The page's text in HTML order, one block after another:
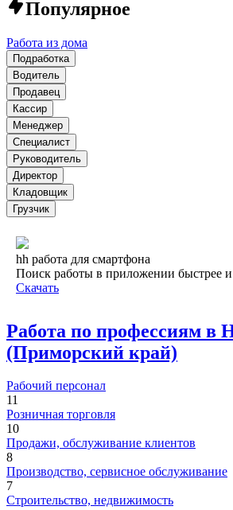
Популярное
Работа из дома
Подработка
Водитель
Продавец
Кассир
Менеджер
Специалист
Руководитель
Директор
Кладовщик
Грузчик
hh работа для смартфона
Поиск работы в приложении быстрее и
Скачать
Работа по профессиям в
(Приморский край)
Рабочий персонал
11
Розничная торговля
10
Продажи, обслуживание клиентов
8
Производство, сервисное обслуживание
7
Строительство, недвижимость